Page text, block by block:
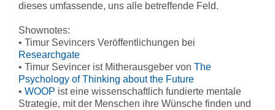
dieses umfassende, uns alle betreffende Feld.
Shownotes:
• Timur Sevincers Veröffentlichungen bei
Researchgate
• Timur Sevincer ist Mitherausgeber von The
Psychology of Thinking about the Future
• WOOP ist eine wissenschaftlich fundierte mentale
Strategie, mit der Menschen ihre Wünsche finden und